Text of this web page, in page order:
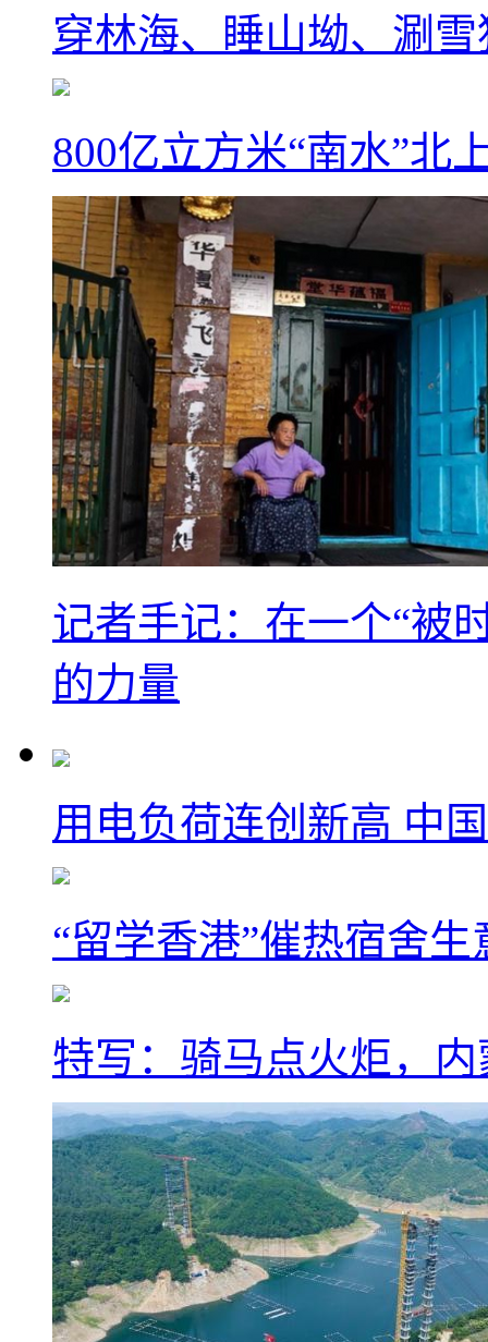
穿林海、睡山坳、涮
800亿立方米“南水”北
记者手记：在一个“被
的力量
用电负荷连创新高 中
“留学香港”催热宿舍
特写：骑马点火炬，